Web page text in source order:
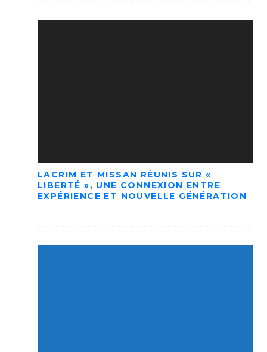
LACRIM ET MISSAN RÉUNIS SUR «
LIBERTÉ », UNE CONNEXION ENTRE
EXPÉRIENCE ET NOUVELLE GÉNÉRATION